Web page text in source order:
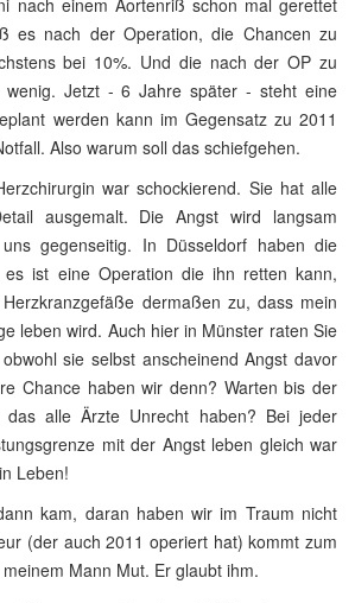
nach einem Aortenriß schon mal gerettet
es nach der Operation, die Chancen zu
bei 10%. Und die nach der OP zu
wenig. Jetzt - 6 Jahre später - steht eine
werden kann im Gegensatz zu 2011
Also warum soll das schiefgehen.
war schockierend. Sie hat alle
ausgemalt. Die Angst wird langsam
gegenseitig. In Düsseldorf haben die
ist eine Operation die ihn retten kann,
dermaßen zu, dass mein
leben wird. Auch hier in Münster raten Sie
sie selbst anscheinend Angst davor
Chance haben wir denn? Warten bis der
das alle Ärzte Unrecht haben? Bei jeder
mit der Angst leben gleich war
Leben!
kam, daran haben wir im Traum nicht
(der auch 2011 operiert hat) kommt zum
Mann Mut. Er glaubt ihm.